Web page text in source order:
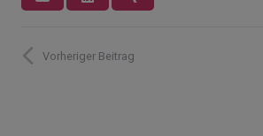
Vorheriger Beitrag